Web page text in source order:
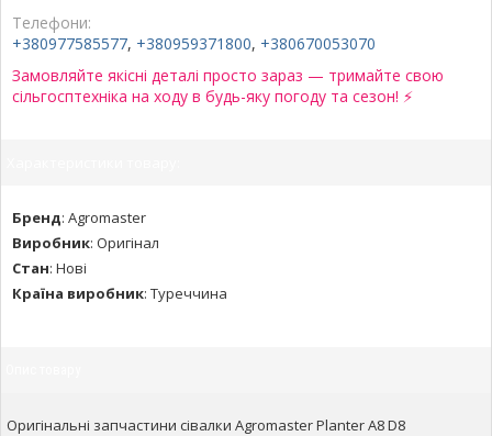
Телефони:
+380977585577, +380959371800, +380670053070
Замовляйте якісні деталі просто зараз — тримайте свою
сільгосптехніка на ходу в будь-яку погоду та сезон! ⚡
Бренд: Agromaster
Виробник: Оригінал
Стан: Нові
Країна виробник: Туреччина
Оригінальні запчастини сівалки Agromaster Planter A8 D8